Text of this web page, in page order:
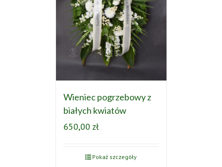
Wieniec pogrzebowy z
białych kwiatów
650,00 zł
Pokaż szczegóły